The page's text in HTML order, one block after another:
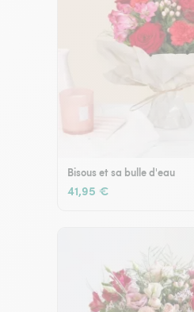
Bisous et sa bulle d'eau
41,95 €